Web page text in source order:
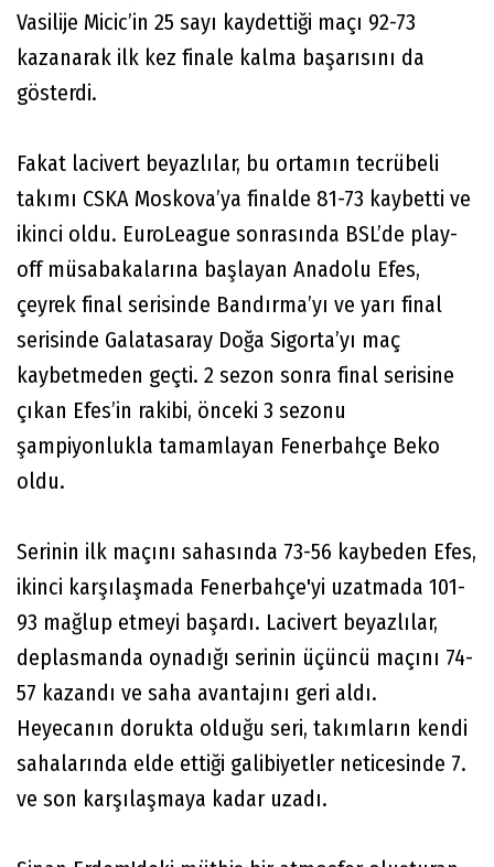
Vasilije Micic’in 25 sayı kaydettiği maçı 92-73
kazanarak ilk kez finale kalma başarısını da
gösterdi.
Fakat lacivert beyazlılar, bu ortamın tecrübeli
takımı CSKA Moskova’ya finalde 81-73 kaybetti ve
ikinci oldu. EuroLeague sonrasında BSL’de play-
off müsabakalarına başlayan Anadolu Efes,
çeyrek final serisinde Bandırma’yı ve yarı final
serisinde Galatasaray Doğa Sigorta’yı maç
kaybetmeden geçti. 2 sezon sonra final serisine
çıkan Efes’in rakibi, önceki 3 sezonu
şampiyonlukla tamamlayan Fenerbahçe Beko
oldu.
Serinin ilk maçını sahasında 73-56 kaybeden Efes,
ikinci karşılaşmada Fenerbahçe'yi uzatmada 101-
93 mağlup etmeyi başardı. Lacivert beyazlılar,
deplasmanda oynadığı serinin üçüncü maçını 74-
57 kazandı ve saha avantajını geri aldı.
Heyecanın dorukta olduğu seri, takımların kendi
sahalarında elde ettiği galibiyetler neticesinde 7.
ve son karşılaşmaya kadar uzadı.